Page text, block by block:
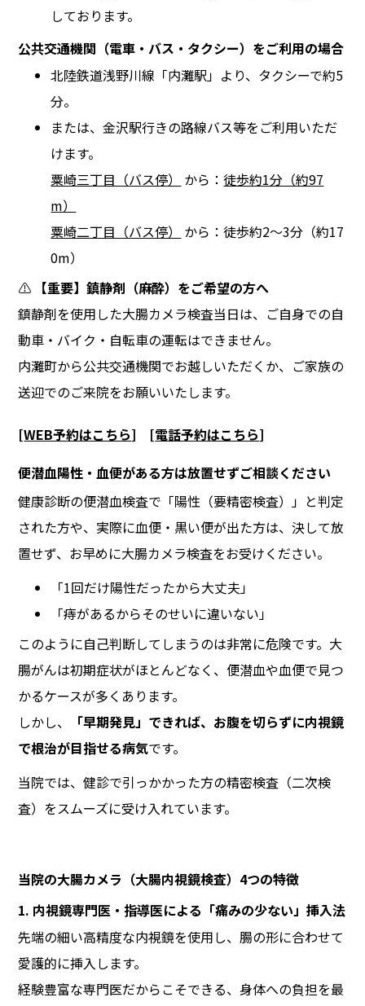
しております。
公共交通機関（電車・バス・タクシー）をご利用の場合
北陸鉄道浅野川線「内灘駅」より、タクシーで約5
分。
または、金沢駅行きの路線バス等をご利用いただ
けます。
粟崎三丁目（バス停）
から：徒歩約1分（約97
m）
粟崎二丁目（バス停）
から：徒歩約2〜3分（約17
0m）
⚠️ 【重要】鎮静剤（麻酔）をご希望の方へ
鎮静剤を使用した大腸カメラ検査当日は、ご自身での自
動車・バイク・自転車の運転はできません。
内灘町から公共交通機関でお越しいただくか、ご家族の
送迎でのご来院をお願いいたします。
[WEB予約はこちら] [電話予約はこちら]
便潜血陽性・血便がある方は放置せずご相談ください
健康診断の便潜血検査で「陽性（要精密検査）」と判定
された方や、実際に血便・黒い便が出た方は、決して放
置せず、お早めに大腸カメラ検査をお受けください。
「1回だけ陽性だったから大丈夫」
「痔があるからそのせいに違いない」
このように自己判断してしまうのは非常に危険です。大
腸がんは初期症状がほとんどなく、便潜血や血便で見つ
かるケースが多くあります。
しかし、
「早期発見」できれば、お腹を切らずに内視鏡
で根治が目指せる病気です。
当院では、健診で引っかかった方の精密検査（二次検
査）をスムーズに受け入れています。
当院の大腸カメラ（大腸内視鏡検査）4つの特徴
1. 内視鏡専門医・指導医による「痛みの少ない」挿入法
先端の細い高精度な内視鏡を使用し、腸の形に合わせて
愛護的に挿入します。
経験豊富な専門医だからこそできる、身体への負担を最